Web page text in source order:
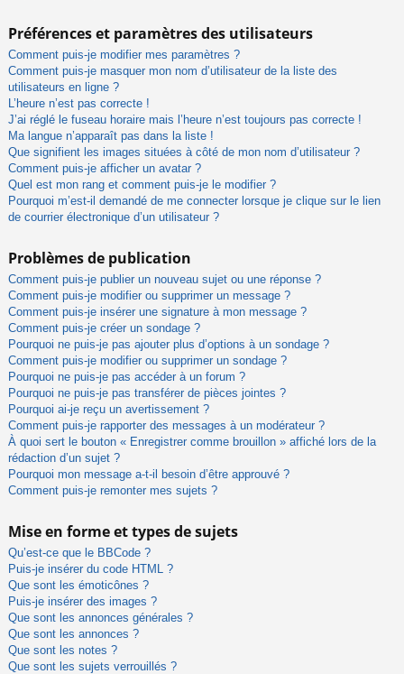
Préférences et paramètres des utilisateurs
Comment puis-je modifier mes paramètres ?
Comment puis-je masquer mon nom d’utilisateur de la liste des
utilisateurs en ligne ?
L’heure n’est pas correcte !
J’ai réglé le fuseau horaire mais l’heure n’est toujours pas correcte !
Ma langue n’apparaît pas dans la liste !
Que signifient les images situées à côté de mon nom d’utilisateur ?
Comment puis-je afficher un avatar ?
Quel est mon rang et comment puis-je le modifier ?
Pourquoi m’est-il demandé de me connecter lorsque je clique sur le lien
de courrier électronique d’un utilisateur ?
Problèmes de publication
Comment puis-je publier un nouveau sujet ou une réponse ?
Comment puis-je modifier ou supprimer un message ?
Comment puis-je insérer une signature à mon message ?
Comment puis-je créer un sondage ?
Pourquoi ne puis-je pas ajouter plus d’options à un sondage ?
Comment puis-je modifier ou supprimer un sondage ?
Pourquoi ne puis-je pas accéder à un forum ?
Pourquoi ne puis-je pas transférer de pièces jointes ?
Pourquoi ai-je reçu un avertissement ?
Comment puis-je rapporter des messages à un modérateur ?
À quoi sert le bouton « Enregistrer comme brouillon » affiché lors de la
rédaction d’un sujet ?
Pourquoi mon message a-t-il besoin d’être approuvé ?
Comment puis-je remonter mes sujets ?
Mise en forme et types de sujets
Qu’est-ce que le BBCode ?
Puis-je insérer du code HTML ?
Que sont les émoticônes ?
Puis-je insérer des images ?
Que sont les annonces générales ?
Que sont les annonces ?
Que sont les notes ?
Que sont les sujets verrouillés ?